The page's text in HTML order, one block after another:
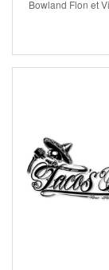
Bowland Flon et